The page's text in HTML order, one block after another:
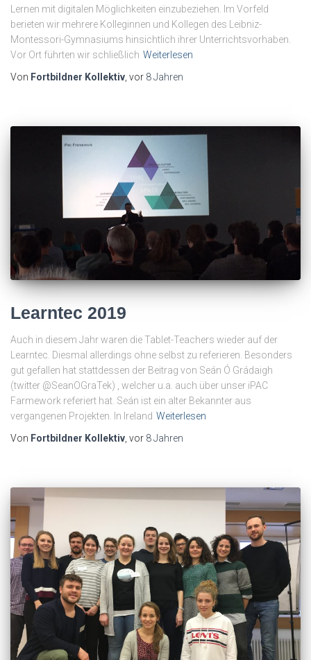
Lernen mit digitalen Möglichkeiten einzubeziehen. Im Vorfeld
berieten wir mehrere Kolleginnen und Kollegen des Leibniz-
Montessori-Gymnasiums hinsichtlich ihrer Unterrichtsvorhaben.
Vor Ort führten wir schließlich Weiterlesen
Von Fortbildner Kollektiv , vor 8 Jahren
Learntec 2019
Auch in diesem Jahr waren die Tablet-Teachers wieder auf der
Learntec. Diesmal allerdings ohne selbst zu referieren. Besonders
gut gefallen hat stattdessen der Beitrag von Seán Ó Grádaigh
(twitter @SeanOGraTek) , welcher u.a. auch über unser iPAC
Farmework referiert hat. Seán ist ein alter Bekannter aus
vergangenen Projekten. In Ireland Weiterlesen
Von Fortbildner Kollektiv , vor 8 Jahren